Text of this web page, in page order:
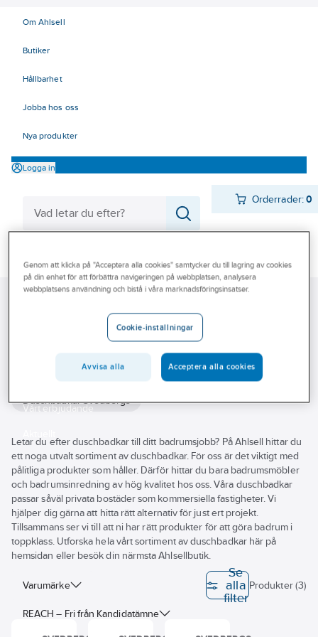
Om Ahlsell
Butiker
Hållbarhet
Jobba hos oss
Nya produkter
Logga in
Orderrader:0
Varumärken
Vårt erbjudande
Beställ direkt
Duschbadkar Svedbergs
Letar du efter duschbadkar till ditt badrumsjobb? På Ahlsell hittar du
ett noga utvalt sortiment av duschbadkar. För oss är det viktigt med
pålitliga produkter som håller. Därför hittar du bara badrumsmöbler
och badrumsinredning av hög kvalitet hos oss. Våra duschbadkar
passar såväl privata bostäder som kommersiella fastigheter. Vi
hjälper dig gärna att hitta rätt alternativ för just ert projekt.
Tillsammans ser vi till att ni har rätt produkter för att göra badrum i
toppklass. Utforska hela vårt sortiment av duschbadkar här på
hemsidan eller besök din närmsta Ahlsellbutik.
Varumärke
REACH – Fri från Kandidatämne
Se
alla
filter
Produkter (3)
Genom att klicka på "Acceptera alla cookies" samtycker du till lagring av cookies
på din enhet för att förbättra navigeringen på webbplatsen, analysera
webbplatsens användning och bistå i våra marknadsföringsinsatser.
Cookie-inställningar
Avvisa alla Acceptera alla cookies